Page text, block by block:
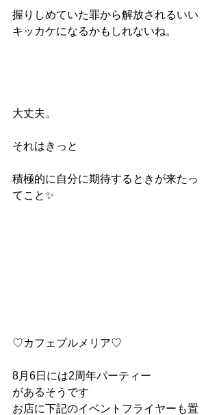
握りしめていた罪から解放されるいい
キッカケになるかもしれないね。
大丈夫。
それはきっと
積極的に自分に期待するときが来たっ
てこと✨
♡カフェプルメリア♡
8月6日には2周年パーティー
があるそうです
お店に下記のイベントフライヤーも置